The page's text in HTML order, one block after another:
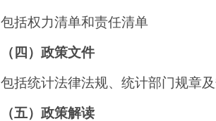
包括权力清单和责任清单
（四）政策文件
包括统计法律法规、统计部门规章
（五）政策解读